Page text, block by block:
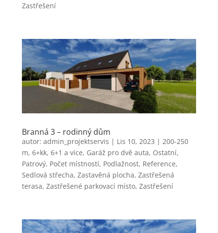
Zastřešení
Branná 3 – rodinný dům
autor: admin_projektservis | Lis 10, 2023 | 200-250
m, 6+kk, 6+1 a více, Garáž pro dvě auta, Ostatní,
Patrový, Počet místností, Podlažnost, Reference,
Sedlová střecha, Zastavěná plocha, Zastřešená
terasa, Zastřešené parkovací místo, Zastřešení